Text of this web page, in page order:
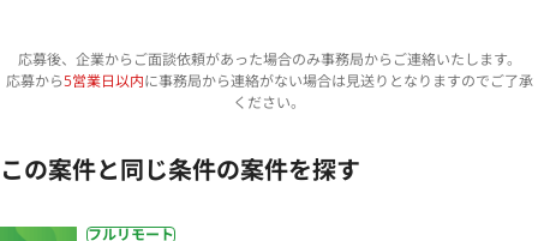
応募後、企業からご面談依頼があった場合のみ事務局からご連絡いたします。
応募から5営業日以内に事務局から連絡がない場合は見送りとなりますのでご了承
ください。
この案件と同じ条件の案件を探す
フルリモート